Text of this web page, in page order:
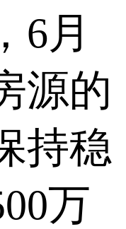
6月
源的
持稳
万